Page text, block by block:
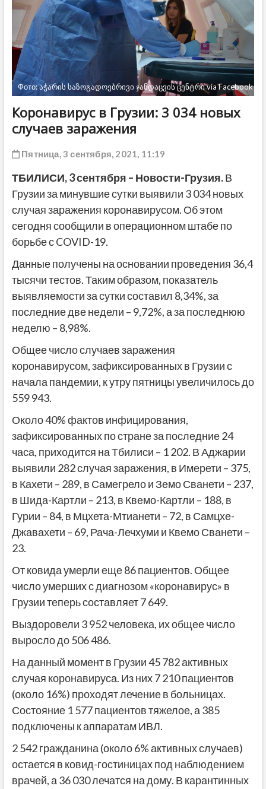
Фото: აჭარის საზოგადოებრივი ჯანდაცვის ცენტრი via Facebook
Коронавирус в Грузии: 3 034 новых
случаев заражения
Пятница, 3 сентября, 2021, 11:19
ТБИЛИСИ, 3 сентября – Новости-Грузия.В
Грузии за минувшие сутки выявили 3 034 новых
случая заражения коронавирусом. Об этом
сегодня сообщили в операционном штабе по
борьбе с COVID-19.
Данные получены на основании проведения 36,4
тысячи тестов. Таким образом, показатель
выявляемости за сутки составил 8,34%, за
последние две недели – 9,72%, а за последнюю
неделю – 8,98%.
Общее число случаев заражения
коронавирусом, зафиксированных в Грузии с
начала пандемии, к утру пятницы увеличилось до
559 943.
Около 40% фактов инфицирования,
зафиксированных по стране за последние 24
часа, приходится на Тбилиси – 1 202. В Аджарии
выявили 282 случая заражения, в Имерети – 375,
в Кахети – 289, в Самегрело и Земо Сванети – 237,
в Шида-Картли – 213, в Квемо-Картли – 188, в
Гурии – 84, в Мцхета-Мтианети – 72, в Самцхе-
Джавахети – 69, Рача-Лечхуми и Квемо Сванети –
23.
От ковида умерли еще 86 пациентов. Общее
число умерших с диагнозом «коронавирус» в
Грузии теперь составляет 7 649.
Выздоровели 3 952 человека, их общее число
выросло до 506 486.
На данный момент в Грузии 45 782 активных
случая коронавируса. Из них 7 210 пациентов
(около 16%) проходят лечение в больницах.
Состояние 1 577 пациентов тяжелое, а 385
подключены к аппаратам ИВЛ.
2 542 гражданина (около 6% активных случаев)
остается в ковид-гостиницах под наблюдением
врачей, а 36 030 лечатся на дому. В карантинных